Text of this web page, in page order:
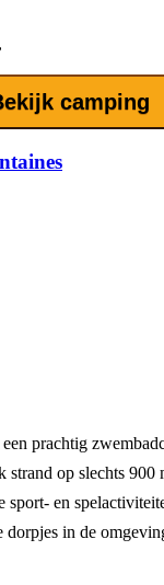
camping
prachtig
strand op slechts 900
sport- en
dorpjes in de